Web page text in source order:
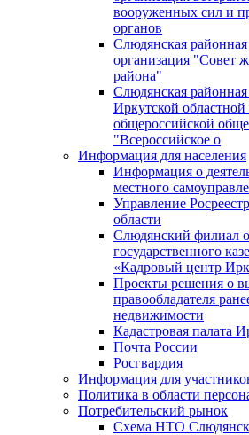
вооруженных сил и
органов
Слюдянская
организация "Совет
района"
Слюдянская
Иркутской областной
общероссийской
"Всероссийское о
Информация для населения
Информация о
местного
Управление
области
Слюдянский филиал
государственного
«Кадровый центр
Проекты решения о
правообладателя
недвижимости
Кадастровая палата
Почта России
Росгвардия
Информация для
Политика в области
Потребительский рынок
Схема НТО